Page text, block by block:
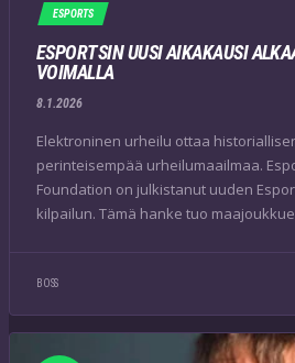
ESPORTS
ESPORTSIN UUSI AIKAKAUSI
VOIMALLA
8.1.2026
Elektroninen urheilu ottaa
perinteisempää urheilumaailmaa.
Foundation on julkistanut uuden
kilpailun. Tämä hanke tuo
BOSS